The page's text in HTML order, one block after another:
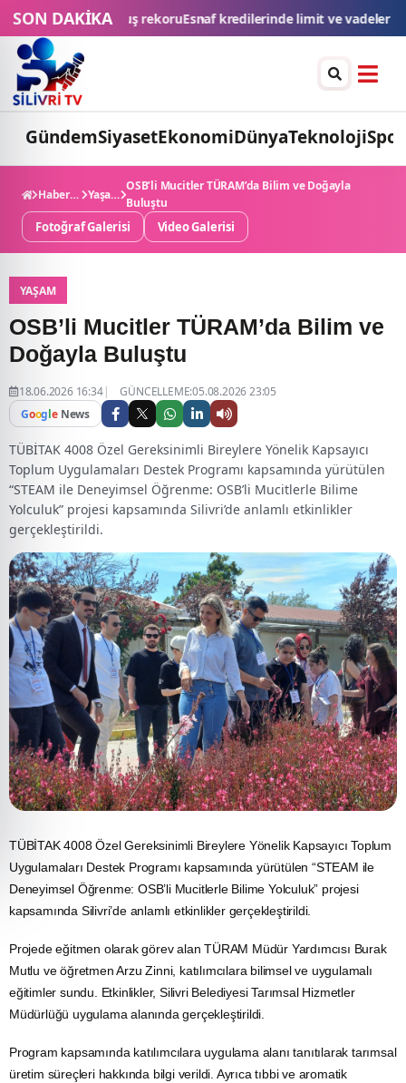
SON DAKİKA
limit ve vadeler yükseltildiİstanbul'da bazı yollar 14 gün
GündemSiyasetEkonomiDünyaTeknolojiSpor
Haberler Yaşam
OSB’li Mucitler TÜRAM’da Bilim ve Doğayla
Buluştu
Fotoğraf Galerisi Video Galerisi
YAŞAM
OSB’li Mucitler TÜRAM’da Bilim ve
Doğayla Buluştu
18.06.2026 16:34
GÜNCELLEME:05.08.2026 23:05
Google News
TÜBİTAK 4008 Özel Gereksinimli Bireylere Yönelik Kapsayıcı
Toplum Uygulamaları Destek Programı kapsamında yürütülen
“STEAM ile Deneyimsel Öğrenme: OSB’li Mucitlerle Bilime
Yolculuk” projesi kapsamında Silivri’de anlamlı etkinlikler
gerçekleştirildi.
TÜBİTAK 4008 Özel Gereksinimli Bireylere Yönelik Kapsayıcı Toplum
Uygulamaları Destek Programı kapsamında yürütülen “STEAM ile
Deneyimsel Öğrenme: OSB’li Mucitlerle Bilime Yolculuk” projesi
kapsamında Silivri’de anlamlı etkinlikler gerçekleştirildi.
Projede eğitmen olarak görev alan TÜRAM Müdür Yardımcısı Burak
Mutlu ve öğretmen Arzu Zinni, katılımcılara bilimsel ve uygulamalı
eğitimler sundu. Etkinlikler, Silivri Belediyesi Tarımsal Hizmetler
Müdürlüğü uygulama alanında gerçekleştirildi.
Program kapsamında katılımcılara uygulama alanı tanıtılarak tarımsal
üretim süreçleri hakkında bilgi verildi. Ayrıca tıbbi ve aromatik